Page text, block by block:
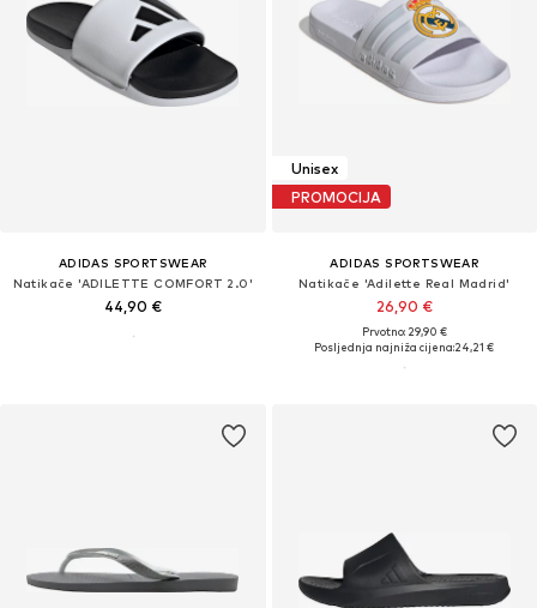
ADIDAS SPORTSWEAR
Natikače 'ADILETTE COMFORT 2.0'
44,90 €
Unisex
PROMOCIJA
ADIDAS SPORTSWEAR
Natikače 'Adilette Real Madrid'
26,90 €
Prvotno: 29,90 €
Posljednja najniža cijena:24,21 €